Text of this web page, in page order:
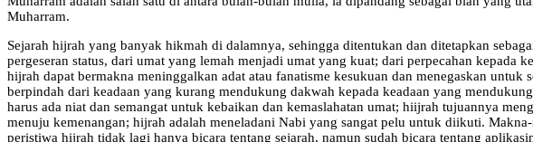
Muharram.
Sejarah hijrah yang banyak hikmah di dalamnya, sehingga ditentukan dan ditetapkan
pergeseran status, dari umat yang lemah menjadi umat yang kuat; dari perpecahan kepada
hijrah dapat bermakna meninggalkan adat atau fanatisme kesukuan dan menegaskan
berpindah dari keadaan yang kurang mendukung dakwah kepada keadaan yang
harus ada niat dan semangat untuk kebaikan dan kemaslahatan umat; hiijrah tujuannya
menuju kemenangan; hijrah adalah meneladani Nabi yang sangat pelu untuk diikuti.
peristiwa hijrah tidak lagi hanya bicara tentang sejarah, namun sudah bicara tentang